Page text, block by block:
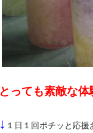
とっても素敵な
↓ １日１回ポチッと応